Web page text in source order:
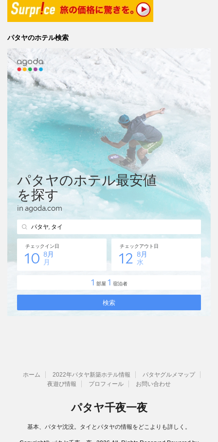
パタヤのホテル検索
ホーム 2022年パタヤ新築ホテル情報
パタヤグルメマップ
夜遊び情報
プロフィール お問い合わせ
パタヤ千夜一夜
基本、パタヤ沈没。タイとパタヤの情報をどこよりも詳しく。